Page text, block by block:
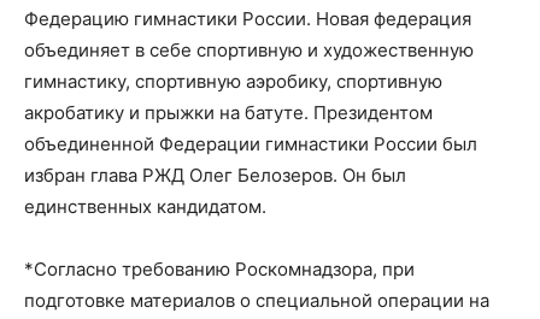
Федерацию гимнастики России. Новая федерация
объединяет в себе спортивную и художественную
гимнастику, спортивную аэробику, спортивную
акробатику и прыжки на батуте. Президентом
объединенной Федерации гимнастики России был
избран глава РЖД Олег Белозеров. Он был
единственных кандидатом.
*Согласно требованию Роскомнадзора, при
подготовке материалов о специальной операции на